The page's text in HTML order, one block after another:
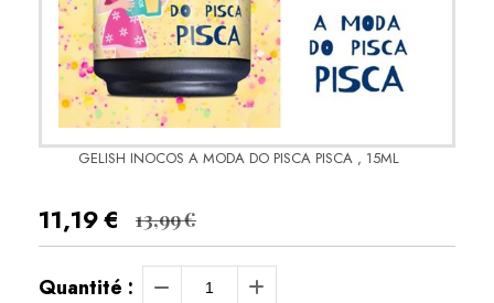
GELISH INOCOS A MODA DO PISCA PISCA , 15ML
11,19€ 13,99€
Quantité :